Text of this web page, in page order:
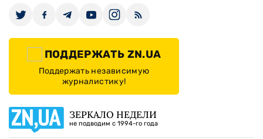
ПОДДЕРЖАТЬ ZN.UA
Поддержать независимую
журналистику!
ЗЕРКАЛО НЕДЕЛИ
не подводим с 1994-го года